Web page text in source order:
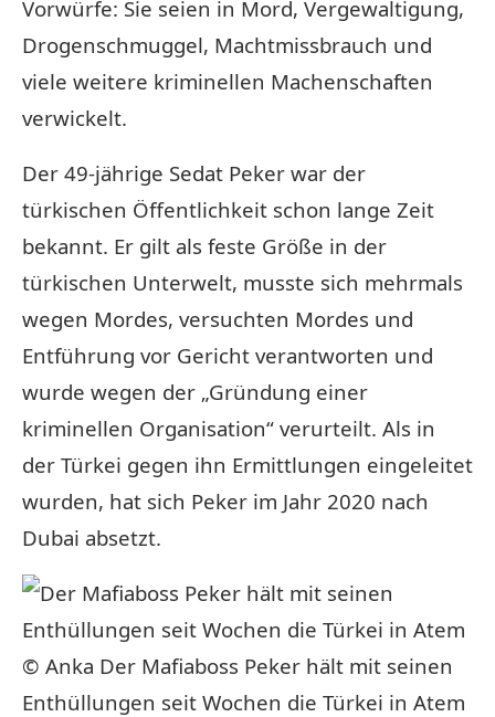
Vorwürfe: Sie seien in Mord, Vergewaltigung,
Drogenschmuggel, Machtmissbrauch und
viele weitere kriminellen Machenschaften
verwickelt.
Der 49-jährige Sedat Peker war der
türkischen Öffentlichkeit schon lange Zeit
bekannt. Er gilt als feste Größe in der
türkischen Unterwelt, musste sich mehrmals
wegen Mordes, versuchten Mordes und
Entführung vor Gericht verantworten und
wurde wegen der „Gründung einer
kriminellen Organisation“ verurteilt. Als in
der Türkei gegen ihn Ermittlungen eingeleitet
wurden, hat sich Peker im Jahr 2020 nach
Dubai absetzt.
© Anka Der Mafiaboss Peker hält mit seinen
Enthüllungen seit Wochen die Türkei in Atem